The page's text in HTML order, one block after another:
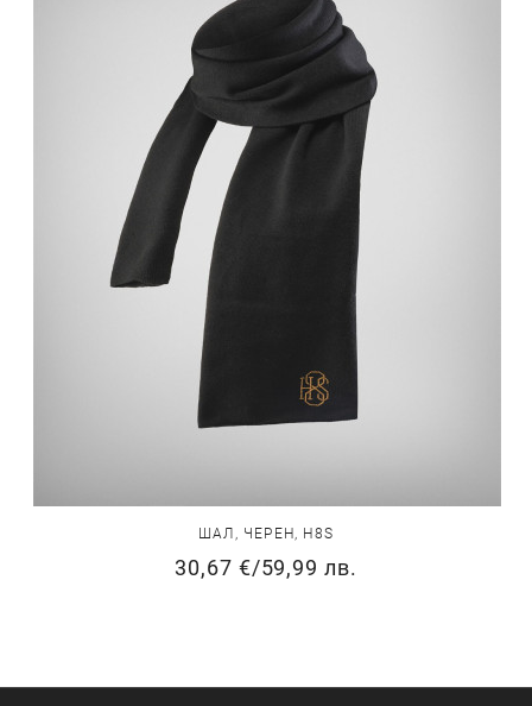
ШАЛ, ЧЕРЕН, H8S
30,67 €/59,99 лв.